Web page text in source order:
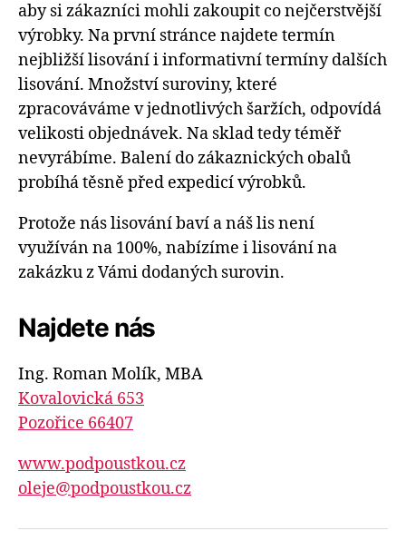
aby si zákazníci mohli zakoupit co nejčerstvější
výrobky. Na první stránce najdete termín
nejbližší lisování i informativní termíny dalších
lisování. Množství suroviny, které
zpracováváme v jednotlivých šaržích, odpovídá
velikosti objednávek. Na sklad tedy téměř
nevyrábíme. Balení do zákaznických obalů
probíhá těsně před expedicí výrobků.
Protože nás lisování baví a náš lis není
využíván na 100%, nabízíme i lisování na
zakázku z Vámi dodaných surovin.
Najdete nás
Ing. Roman Molík, MBA
Kovalovická 653
Pozořice 66407
www.podpoustkou.cz
oleje@podpoustkou.cz